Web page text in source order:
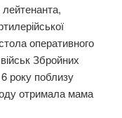
оперативного
Збройних
року поблизу
отримала мама